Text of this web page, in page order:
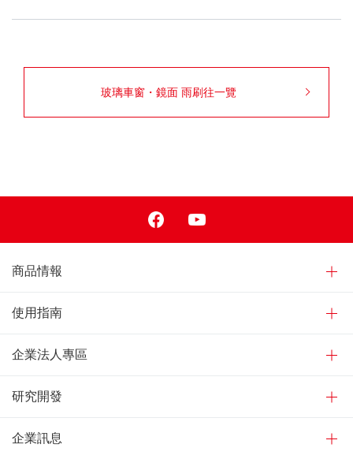
玻璃車窗・鏡面 雨刷往一覽
商品情報
使用指南
企業法人專區
研究開發
企業訊息